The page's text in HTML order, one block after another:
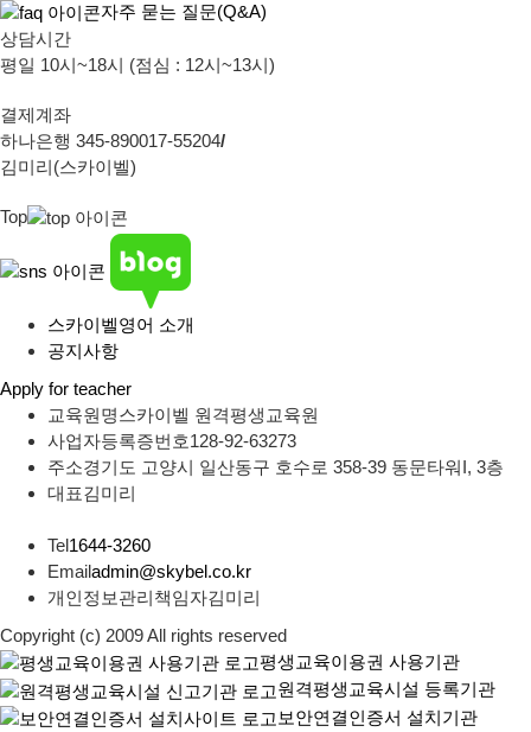
자주 묻는 질문(Q&A)
상담시간
평일 10시~18시 (점심 : 12시~13시)
결제계좌
하나은행 345-890017-55204/
김미리(스카이벨)
Top
스카이벨영어 소개
공지사항
Apply for teacher
교육원명스카이벨 원격평생교육원
사업자등록증번호128-92-63273
주소경기도 고양시 일산동구 호수로 358-39 동문타워I, 3층
대표김미리
Tel1644-3260
Emailadmin@skybel.co.kr
개인정보관리책임자김미리
Copyright (c) 2009 All rights reserved
평생교육이용권 사용기관
원격평생교육시설 등록기관
보안연결인증서 설치기관